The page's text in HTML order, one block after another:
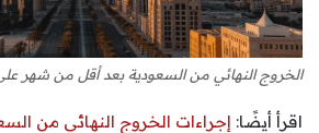
الخروج النهائي من السعودية بعد أقل من شهر على
اقرأ أيضًا: إجراءات الخروج النهائي من